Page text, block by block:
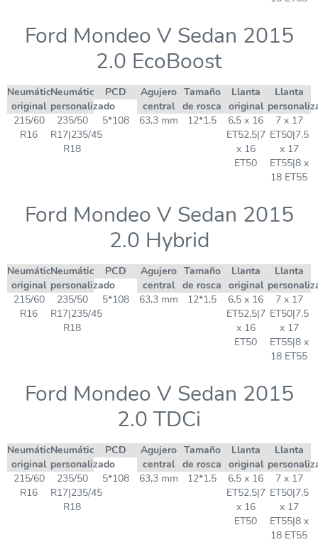
Ford Mondeo V Sedan 2015
2.0 EcoBoost
Neumático
original
Neumático
personalizado
PCD
Agujero
central
Tamaño
de rosca
Llanta
original
Llanta
215/60
R16
235/50
R17|235/45
R18
5*108 63,3 mm 12*1,5
6,5 x 16
ET52,5|7
x 16
ET50
7 x 17
ET50|7,5
x 17
ET55|8 x
18 ET55
Ford Mondeo V Sedan 2015
2.0 Hybrid
Neumático
original
Neumático
personalizado
PCD
Agujero
central
Tamaño
de rosca
Llanta
original
Llanta
215/60
R16
235/50
R17|235/45
R18
5*108 63,3 mm 12*1,5
6,5 x 16
ET52,5|7
x 16
ET50
7 x 17
ET50|7,5
x 17
ET55|8 x
18 ET55
Ford Mondeo V Sedan 2015
2.0 TDCi
Neumático
original
Neumático
personalizado
PCD
Agujero
central
Tamaño
de rosca
Llanta
original
Llanta
215/60
R16
235/50
R17|235/45
R18
5*108 63,3 mm 12*1,5
6,5 x 16
ET52,5|7
x 16
ET50
7 x 17
ET50|7,5
x 17
ET55|8 x
18 ET55